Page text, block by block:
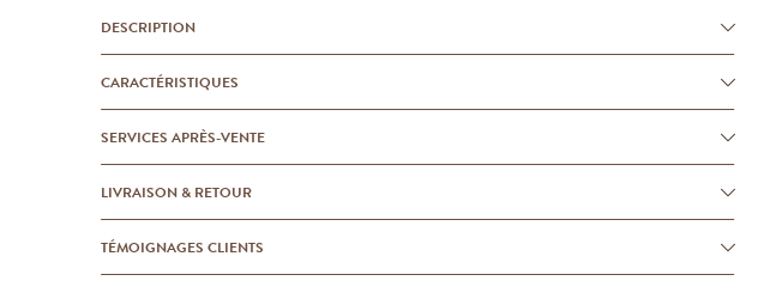
DESCRIPTION
CARACTÉRISTIQUES
SERVICES APRÈS-VENTE
LIVRAISON & RETOUR
TÉMOIGNAGES CLIENTS